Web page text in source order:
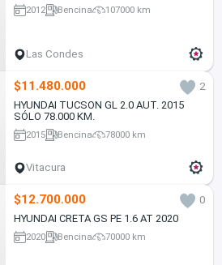
2012 Bencina 107000 km
Las Condes
$11.480.000
2
HYUNDAI TUCSON GL 2.0 AUT. 2015
SÓLO 78.000 KM.
2015 Bencina 78000 km
Vitacura
$12.700.000
0
HYUNDAI CRETA GS PE 1.6 AT 2020
2020 Bencina 70000 km